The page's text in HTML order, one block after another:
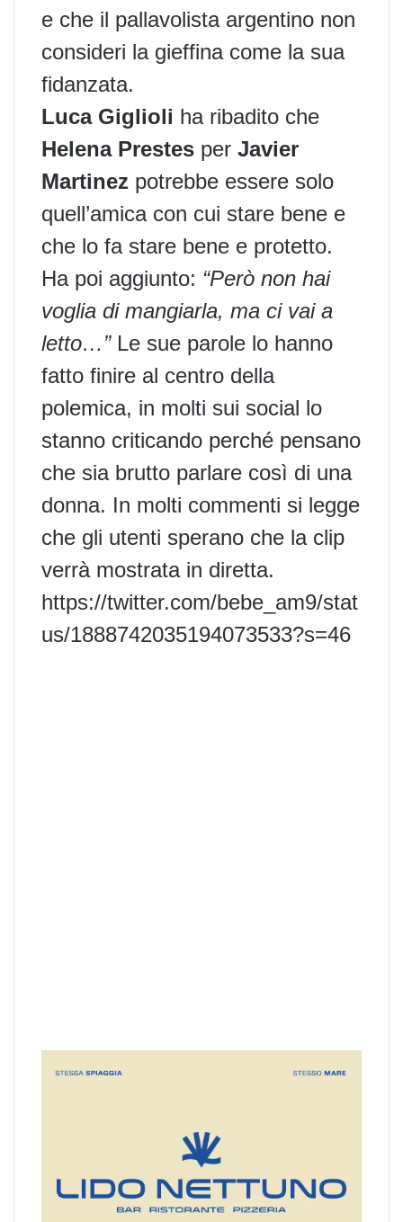
e che il pallavolista argentino non
consideri la gieffina come la sua
fidanzata.
Luca Giglioli ha ribadito che
Helena Prestes per Javier
Martinez potrebbe essere solo
quell’amica con cui stare bene e
che lo fa stare bene e protetto.
Ha poi aggiunto: “Però non hai
voglia di mangiarla, ma ci vai a
letto…”Le sue parole lo hanno
fatto finire al centro della
polemica, in molti sui social lo
stanno criticando perché pensano
che sia brutto parlare così di una
donna. In molti commenti si legge
che gli utenti sperano che la clip
verrà mostrata in diretta.
https://twitter.com/bebe_am9/stat
us/1888742035194073533?s=46